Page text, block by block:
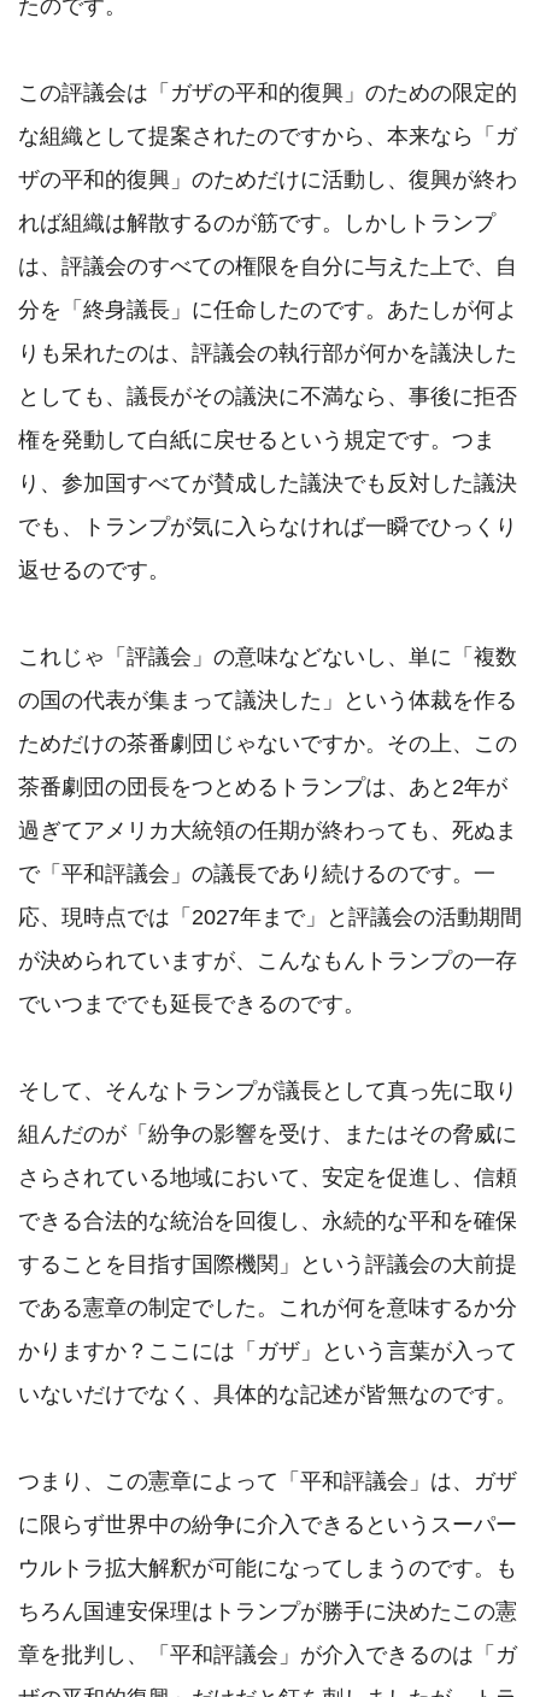
たのです。
この評議会は「ガザの平和的復興」のための限定的
な組織として提案されたのですから、本来なら「ガ
ザの平和的復興」のためだけに活動し、復興が終わ
れば組織は解散するのが筋です。しかしトランプ
は、評議会のすべての権限を自分に与えた上で、自
分を「終身議長」に任命したのです。あたしが何よ
りも呆れたのは、評議会の執行部が何かを議決した
としても、議長がその議決に不満なら、事後に拒否
権を発動して白紙に戻せるという規定です。つま
り、参加国すべてが賛成した議決でも反対した議決
でも、トランプが気に入らなければ一瞬でひっくり
返せるのです。
これじゃ「評議会」の意味などないし、単に「複数
の国の代表が集まって議決した」という体裁を作る
ためだけの茶番劇団じゃないですか。その上、この
茶番劇団の団長をつとめるトランプは、あと2年が
過ぎてアメリカ大統領の任期が終わっても、死ぬま
で「平和評議会」の議長であり続けるのです。一
応、現時点では「2027年まで」と評議会の活動期間
が決められていますが、こんなもんトランプの一存
でいつまででも延長できるのです。
そして、そんなトランプが議長として真っ先に取り
組んだのが「紛争の影響を受け、またはその脅威に
さらされている地域において、安定を促進し、信頼
できる合法的な統治を回復し、永続的な平和を確保
することを目指す国際機関」という評議会の大前提
である憲章の制定でした。これが何を意味するか分
かりますか？ここには「ガザ」という言葉が入って
いないだけでなく、具体的な記述が皆無なのです。
つまり、この憲章によって「平和評議会」は、ガザ
に限らず世界中の紛争に介入できるというスーパー
ウルトラ拡大解釈が可能になってしまうのです。も
ちろん国連安保理はトランプが勝手に決めたこの憲
章を批判し、「平和評議会」が介入できるのは「ガ